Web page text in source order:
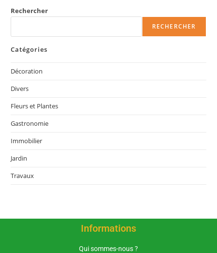
Rechercher
RECHERCHER
Catégories
Décoration
Divers
Fleurs et Plantes
Gastronomie
Immobilier
Jardin
Travaux
Informations
Qui sommes-nous ?